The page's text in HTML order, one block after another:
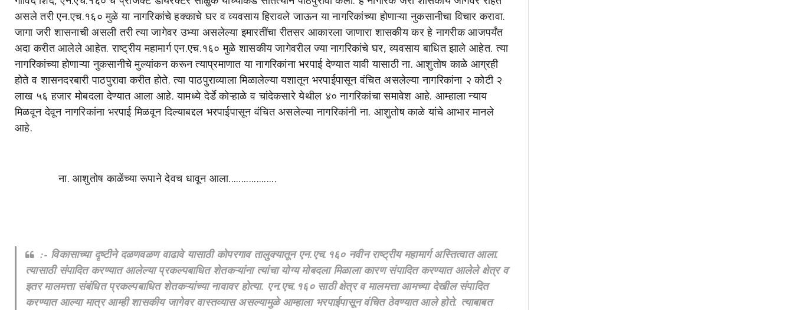
असले तरी एन.एच.१६० मुळे या नागरिकांचे हक्काचे घर व व्यवसाय हिरावले जाऊन या नागरिकांच्या होणाऱ्या नुकसानीचा विचार करावा.
जागा जरी शासनाची असली तरी त्या जागेवर उभ्या असलेल्या इमारतींचा रीतसर आकारला जाणारा शासकीय कर हे नागरीक आजपर्यंत
अदा करीत आलेले आहेत. राष्ट्रीय महामार्ग एन.एच.१६० मुळे शासकीय जागेवरील ज्या नागरिकांचे घर, व्यवसाय बाधित झाले आहेत. त्या
नागरिकांच्या होणाऱ्या नुकसानीचे मुल्यांकन करून त्याप्रमाणात या नागरिकांना भरपाई देण्यात यावी यासाठी ना. आशुतोष काळे आग्रही
होते व शासनदरबारी पाठपुरावा करीत होते. त्या पाठपुराव्याला मिळालेल्या यशातून भरपाईपासून वंचित असलेल्या नागरिकांना २ कोटी २
लाख ५६ हजार मोबदला देण्यात आला आहे. यामध्ये देर्डे कोऱ्हाळे व चांदेकसारे येथील ४० नागरिकांचा समावेश आहे. आम्हाला न्याय
मिळवून देवून नागरिकांना भरपाई मिळवून दिल्याबद्दल भरपाईपासून वंचित असलेल्या नागरिकांनी ना. आशुतोष काळे यांचे आभार मानले
आहे.
ना. आशुतोष काळेंच्या रूपाने देवच धावून आला...................
:- विकासाच्या दृष्टीने दळणवळण वाढावे यासाठी कोपरगाव तालुक्यातून एन.एच.१६० नवीन राष्ट्रीय महामार्ग अस्तित्वात आला.
त्यासाठी संपादित करण्यात आलेल्या प्रकल्पबाधित शेतकऱ्यांना त्यांचा योग्य मोबदला मिळाला कारण संपादित करण्यात आलेले क्षेत्र व
इतर मालमत्ता संबंधित प्रकल्पबाधित शेतकऱ्यांच्या नावावर होत्या. एन.एच.१६० साठी क्षेत्र व मालमत्ता आमच्या देखील संपादित
करण्यात आल्या मात्र आम्ही शासकीय जागेवर वास्तव्यास असल्यामुळे आम्हाला भरपाईपासून वंचित ठेवण्यात आले होते. त्याबाबत